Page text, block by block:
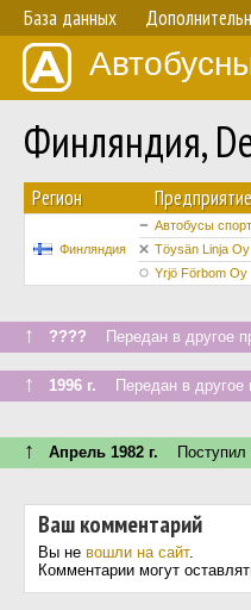
База данных
Финляндия,
Регион Предприятие
Финляндия
Автобусы
Töysän Linja Oy
Yrjö Förbom Oy
↑ ???? Передан в другое
↑ 1996 г. Передан в другое
↑ Апрель 1982 г. Поступил
Ваш комментарий
Вы не вошли на сайт.
Комментарии могут